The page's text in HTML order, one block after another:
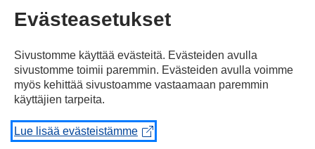
25.08.2023 klo 19:35
Kysymys on se, kuinka kauan
Evästeasetukset
Sivustomme käyttää evästeitä. Evästeiden avulla
sivustomme toimii paremmin. Evästeiden avulla voimme
myös kehittää sivustoamme vastaamaan paremmin
käyttäjien tarpeita.
Lue lisää evästeistämme